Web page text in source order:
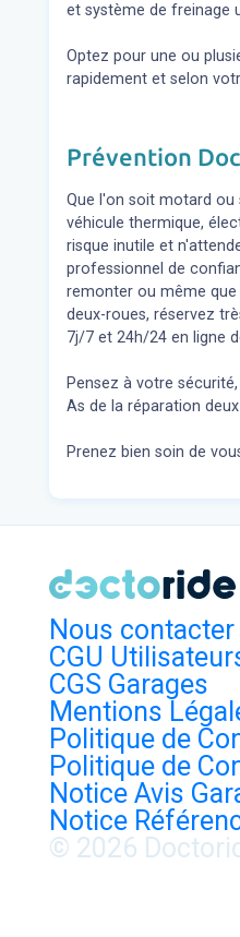
et système de freinage
Optez pour une ou
rapidement et selon
Prévention
Que l'on soit motard ou
véhicule thermique,
risque inutile et
professionnel de
remonter ou même
deux-roues, réservez
7j/7 et 24h/24 en ligne
Pensez à votre
As de la réparation
Prenez bien soin de
Nous contacter
CGU
CGS Garages
Mentions
Politique de
Politique de
Notice Avis
Notice
© 2026